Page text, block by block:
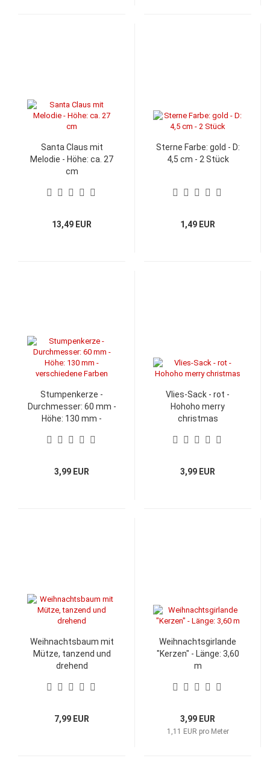
Santa Claus mit
Melodie - Höhe: ca. 27
cm
13,49 EUR
Sterne Farbe: gold - D:
4,5 cm - 2 Stück
1,49 EUR
Stumpenkerze -
Durchmesser: 60 mm -
Höhe: 130 mm -
3,99 EUR
Vlies-Sack - rot -
Hohoho merry
christmas
3,99 EUR
Weihnachtsbaum mit
Mütze, tanzend und
drehend
7,99 EUR
Weihnachtsgirlande
"Kerzen" - Länge: 3,60
m
3,99 EUR
1,11 EUR pro Meter